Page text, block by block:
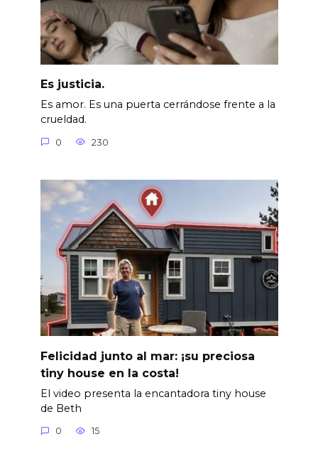
Es justicia.
Es amor. Es una puerta cerrándose frente a la
crueldad.
0 230
Felicidad junto al mar: ¡su preciosa
tiny house en la costa!
El video presenta la encantadora tiny house
de Beth
0 15